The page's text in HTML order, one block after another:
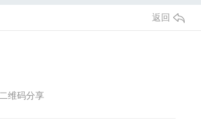
返回
二维码分享